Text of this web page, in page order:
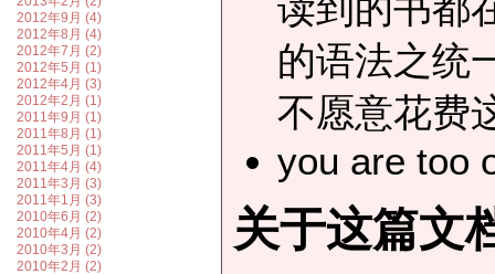
2012年9月 (4)
2012年8月 (4)
2012年7月 (2)
2012年5月 (1)
2012年4月 (3)
2012年2月 (1)
2011年9月 (1)
2011年8月 (1)
2011年5月 (1)
2011年4月 (4)
2011年3月 (3)
2011年1月 (3)
2010年6月 (2)
2010年4月 (2)
2010年3月 (2)
2010年2月 (2)
的语法之统
不愿意花费
you are too
关于这篇文